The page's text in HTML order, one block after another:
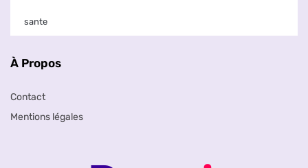
sante
À Propos
Contact
Mentions légales